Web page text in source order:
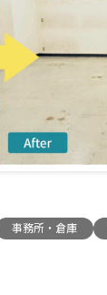
事務所・倉庫